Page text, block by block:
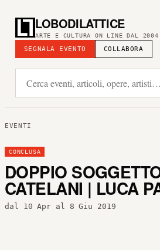
LOBODILATTICE
ARTE E CULTURA ON LINE DAL 2004
SEGNALA EVENTO COLLABORA
EVENTI
CONCLUSA
DOPPIO
CATELANI | LUCA
dal 10 Apr al 8 Giu 2019